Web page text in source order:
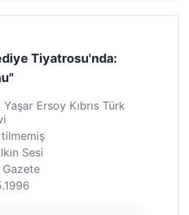
Tiyatrosu'nda:
Ersoy Kıbrıs Türk
Sesi
Gazete